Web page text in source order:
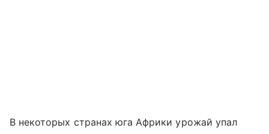
В некоторых странах юга Африки урожай упал